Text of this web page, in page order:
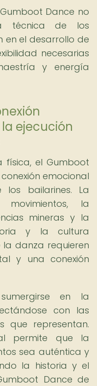
Dance no
técnica de los
en el desarrollo de
necesarias
y energía
ejecución
física, el Gumboot
emocional
bailarines. La
la
mineras y la
y la cultura
danza requieren
y una conexión
en la
con las
que representan.
permite que la
sea auténtica y
la historia y el
Dance de